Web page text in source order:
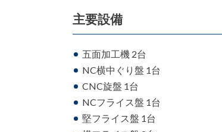
主要設備
五面加工機 2台
NC横中ぐり盤 1台
CNC旋盤 1台
NCフライス盤 1台
堅フライス盤 1台